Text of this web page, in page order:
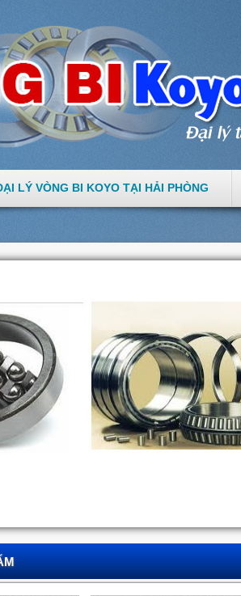
LÝ VÒNG BI KOYO TẠI HẢI PHÒNG